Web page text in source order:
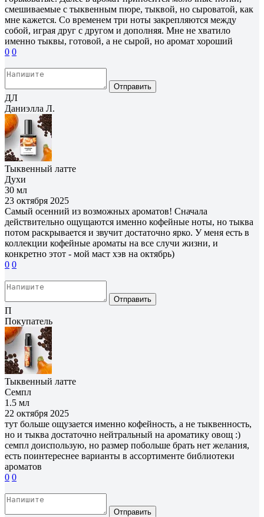
смешиваемые с тыквенным пюре, тыквой, но сыроватой, как
мне кажется. Со временем три ноты закрепляются между
собой, играя друг с другом и дополняя. Мне не хватило
именно тыквы, готовой, а не сырой, но аромат хороший
0 0
Отправить
ДЛ
Даниэлла Л.
Тыквенный латте
Духи
30 мл
23 октября 2025
Самый осенний из возможных ароматов! Сначала
действительно ощущаются именно кофейные ноты, но тыква
потом раскрывается и звучит достаточно ярко. У меня есть в
коллекции кофейные ароматы на все случи жизни, и
конкретно этот - мой маст хэв на октябрь)
0 0
Отправить
П
Покупатель
Тыквенный латте
Семпл
1.5 мл
22 октября 2025
тут больше ощузается именно кофейность, а не тыквенность,
но и тыква достаточно нейтральный на ароматику овощ :)
семпл доиспользую, но размер побольше брать нет желания,
есть поинтереснее варианты в ассортименте библиотеки
ароматов
0 0
Отправить